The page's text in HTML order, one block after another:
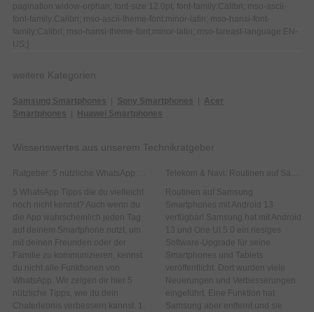
pagination:widow-orphan; font-size:12.0pt; font-family:Calibri; mso-ascii-
font-family:Calibri; mso-ascii-theme-font:minor-latin; mso-hansi-font-
family:Calibri; mso-hansi-theme-font:minor-latin; mso-fareast-language:EN-
US;}
weitere Kategorien
Samsung Smartphones Sony Smartphones
Acer
Smartphones
Huawei Smartphones
Wissenswertes aus unserem Technikratgeber
5 WhatsApp Tipps die du vielleicht
noch nicht kennst? Auch wenn du
die App wahrscheinlich jeden Tag
auf deinem Smartphone nutzt, um
mit deinen Freunden oder der
Familie zu kommunizieren, kennst
du nicht alle Funktionen von
WhatsApp. Wir zeigen dir hier 5
nützliche Tipps, wie du dein
Chaterlebnis verbessern kannst. 1.
Routinen auf Samsung
Smartphones mit Android 13
verfügbar! Samsung hat mit Android
13 und One UI 5.0 ein riesiges
Software-Upgrade für seine
Smartphones und Tablets
veröffentlicht. Dort wurden viele
Neuerungen und Verbesserungen
eingeführt. Eine Funktion hat
Samsung aber entfernt und sie